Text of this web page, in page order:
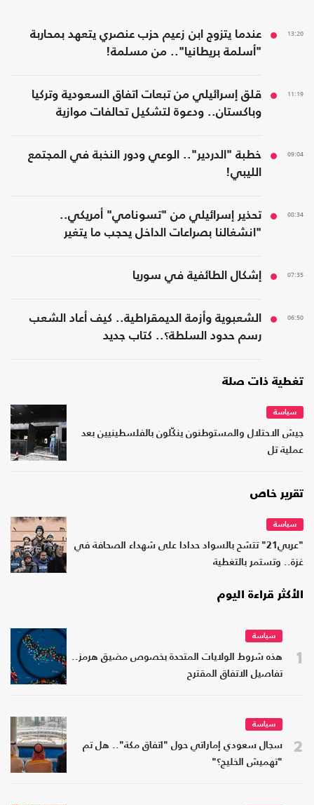
13:20
عندما يتزوج ابن زعيم حزب عنصري يتعهد بمحاربة
"أسلمة بريطانيا".. من مسلمة!
11:19
قلق إسرائيلي من تبعات اتفاق السعودية وتركيا
وباكستان.. ودعوة لتشكيل تحالفات موازية
09:04
خطبة "الدردير".. الوعي ودور النخبة في المجتمع
الليبي!
08:34
تحذير إسرائيلي من "تسونامي" أمريكي..
"انشغالنا بصراعات الداخل يحجب ما يتغير
07:35 إشكال الطائفية في سوريا
06:50
الشعبوية وأزمة الديمقراطية.. كيف أعاد الشعب
رسم حدود السلطة؟.. كتاب جديد
تغطية ذات صلة
سياسة
جيش الاحتلال والمستوطنون ينكّلون بالفلسطينيين بعد
عملية تل
تقرير خاص
سياسة
"عربي21" تتشح بالسواد حدادا على شهداء الصحافة في
غزة.. وتستمر بالتغطية
الأكثر قراءة اليوم
1
سياسة
هذه شروط الولايات المتحدة بخصوص مضيق هرمز..
تفاصيل الاتفاق المقترح
2
سياسة
سجال سعودي إماراتي حول "اتفاق مكة".. هل تم
"تهميش الخليج؟"